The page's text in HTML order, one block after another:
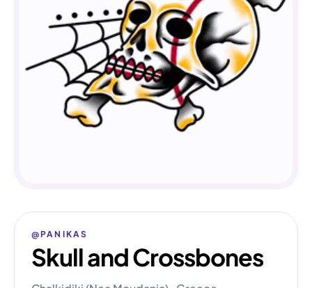
@PANIKAS
Skull and Crossbones